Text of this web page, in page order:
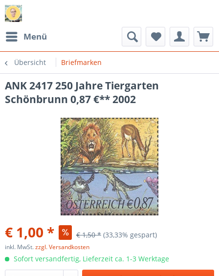
Menü
Übersicht Briefmarken
ANK 2417 250 Jahre Tiergarten
Schönbrunn 0,87 €** 2002
€ 1,00 * € 1,50 * (33,33% gespart)
inkl. MwSt.zzgl. Versandkosten
Sofort versandfertig, Lieferzeit ca. 1-3 Werktage